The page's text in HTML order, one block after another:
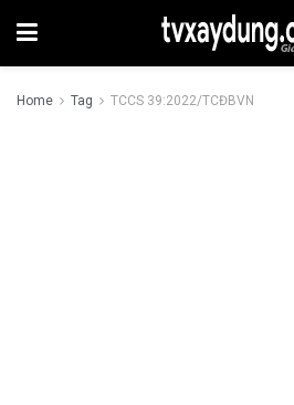
Home Tag TCCS 39:2022/TCĐBVN